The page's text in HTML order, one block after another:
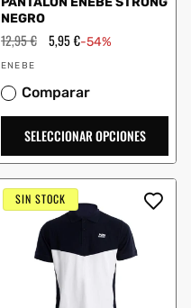
NEGRO
Precio
habitual
12,95 € Precio
de
5,95 €-54%
Proveedor:
ENEBE
Comparar
SELECCIONAR OPCIONES
SIN STOCK